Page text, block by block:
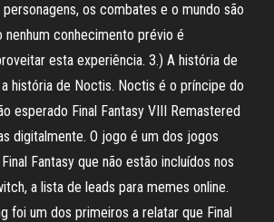
os combates e o mundo são
nenhum conhecimento prévio é
esta experiência. 3.) A história de
a história de Noctis. Noctis é o príncipe do
esperado Final Fantasy VIII Remastered
digitalmente. O jogo é um dos jogos
Fantasy que não estão incluídos nos
a lista de leads para memes online.
foi um dos primeiros a relatar que Final